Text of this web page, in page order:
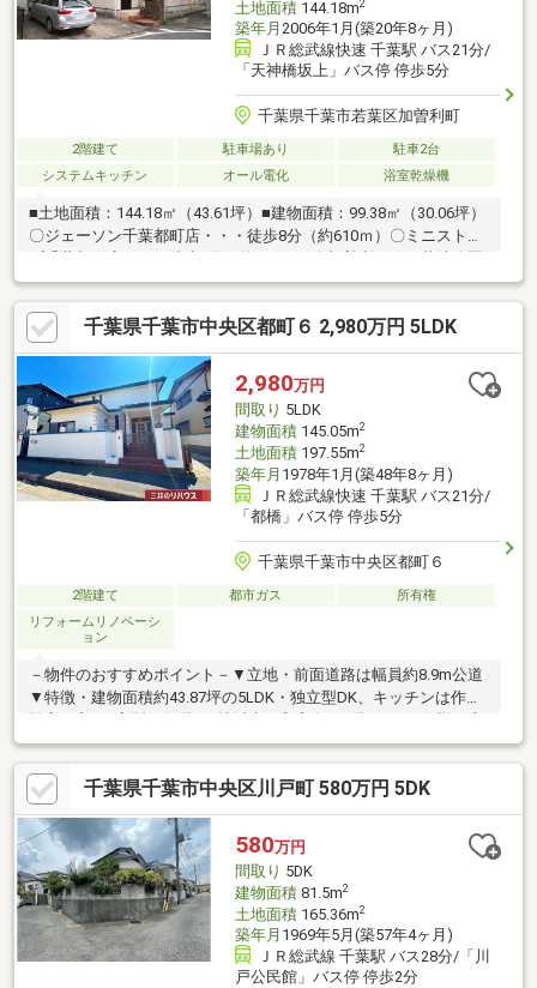
土地面積144.18m2
築年月 2006年1月(築20年8ヶ月)
ＪＲ総武線快速 千葉駅 バス21分/
「天神橋坂上」バス停 停歩5分
千葉県千葉市若葉区加曽利町
2階建て 駐車場あり
駐車2台
システムキッチン
オール電化 浴室乾燥機
■土地面積：144.18㎡（43.61坪）■建物面積：99.38㎡（30.06坪）
〇ジェーソン千葉都町店・・・徒歩8分（約610ｍ）〇ミニストッ
丘遊具広場・・・徒歩3分（約230ｍ）〇千葉市立都小学校・・・
徒歩13分（約1010ｍ）〇千葉市立加曽利中学校・・・徒歩7分
（約490ｍ）その他法令上の制限：がけ条例
千葉県千葉市中央区都町６ 2,980万円 5LDK
2,980万円
間取り 5LDK
建物面積145.05m2
土地面積197.55m2
築年月 1978年1月(築48年8ヶ月)
ＪＲ総武線快速 千葉駅 バス21分/
「都橋」バス停 停歩5分
千葉県千葉市中央区都町６
2階建て 都市ガス
所有権
リフォームリノベーシ
ョン
－物件のおすすめポイント－▼立地・前面道路は幅員約8.9m公道
▼特徴・建物面積約43.87坪の5LDK・独立型DK、キッチンは作業
効率の良いL字型・各階に6帖以上の和室有、1階は2WAY仕様で床
の間・広縁付・随所に収納を確保・枯山水の意匠が施された坪
庭・駐車1台可(車種による)▼2023年10月～2024年2月内外装リフ
ォーム済【交換】キッチンシンク・水栓、レンジフード、シャッ
ター 等【張替】フローリング、クロス 等【その他】外壁塗装、屋
根一部修繕 他■ ご希望の住まい探しをお手伝いします
━━━━━・・・物件の詳細・ご相談はお気軽にお問い合わせく
ださい。
千葉県千葉市中央区川戸町 580万円 5DK
580万円
間取り 5DK
建物面積81.5m2
土地面積165.36m2
築年月 1969年5月(築57年4ヶ月)
ＪＲ総武線 千葉駅 バス28分/「川
戸公民館」バス停 停歩2分